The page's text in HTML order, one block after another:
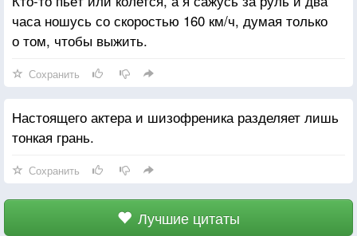
часа ношусь со скоростью 160 км/ч, думая только
о том, чтобы выжить.
Сохранить
Настоящего актера и шизофреника разделяет лишь
тонкая грань.
Сохранить
Лучшие цитаты